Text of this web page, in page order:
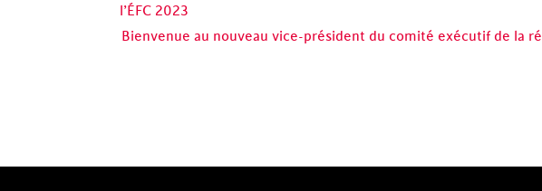
l’ÉFC 2023
Bienvenue au nouveau vice-président du comité exécutif de la